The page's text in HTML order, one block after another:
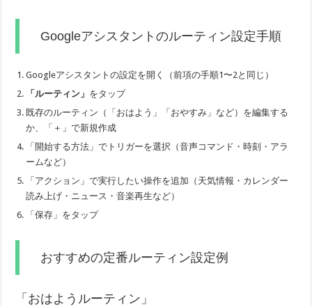
Googleアシスタントのルーティン設定手順
Googleアシスタントの設定を開く（前項の手順1〜2と同じ）
「ルーティン」 をタップ
既存のルーティン（「おはよう」「おやすみ」など）を編集する
か、「＋」で新規作成
「開始する方法」でトリガーを選択（音声コマンド・時刻・アラ
ームなど）
「アクション」で実行したい操作を追加（天気情報・カレンダー
読み上げ・ニュース・音楽再生など）
「保存」をタップ
おすすめの定番ルーティン設定例
「おはようルーティン」